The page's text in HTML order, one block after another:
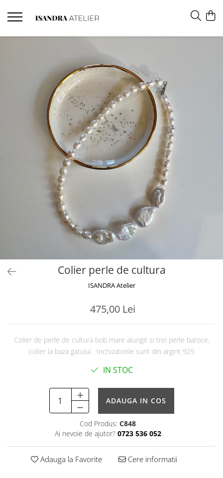
Colier perle de cultura
ISANDRA Atelier
475,00 Lei
Colier de perle de cultura bob mare alungit si trei perle baroce,
colier la baza gatului. Inchizatorile sunt din argint 925
IN STOC
ADAUGA IN COS
Cod Produs: C848
Ai nevoie de ajutor? 0723 536 052
Adauga la Favorite Cere informatii